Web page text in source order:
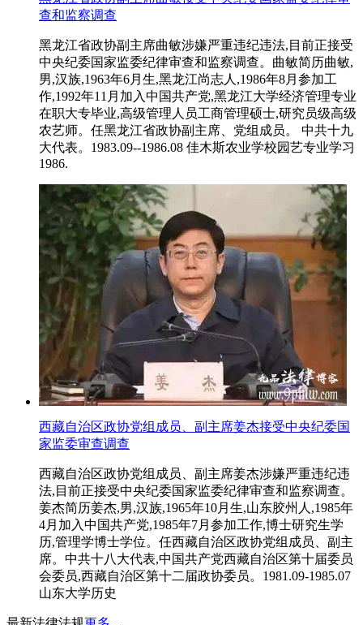
查和监察调查
黑龙江省政协副主席曲敏涉嫌严重违纪违法,目前正接受
中央纪委国家监委纪律审查和监察调查。曲敏简历曲敏,
男,汉族,1963年6月生,黑龙江尚志人,1986年8月参加工
作,1992年11月加入中国共产党,黑龙江大学经济管理专业
在职大专毕业,高级管理人员工商管理硕士,研究员级高级
农艺师。任黑龙江省政协副主席、党组成员。 中共十九
大代表。1983.09--1986.08 佳木斯农业学校园艺专业学习
1986.
西藏自治区政协党组成员、副主席姜杰接受中央纪委国
家监委审查调查
西藏自治区政协党组成员、副主席姜杰涉嫌严重违纪违
法,目前正接受中央纪委国家监委纪律审查和监察调查。
姜杰简历姜杰,男,汉族,1965年10月生,山东胶州人,1985年
4月加入中国共产党,1985年7月参加工作,博士研究生学
历,管理学博士学位。任西藏自治区政协党组成员、副主
席。中共十八大代表,中国共产党西藏自治区第十届委员
会委员,西藏自治区第十二届政协委员。1981.09-1985.07
山东大学历史